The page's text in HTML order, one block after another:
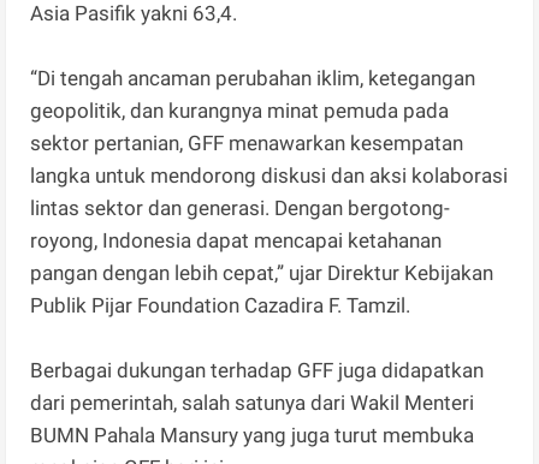
Asia Pasifik yakni 63,4.
“Di tengah ancaman perubahan iklim, ketegangan
geopolitik, dan kurangnya minat pemuda pada
sektor pertanian, GFF menawarkan kesempatan
langka untuk mendorong diskusi dan aksi kolaborasi
lintas sektor dan generasi. Dengan bergotong-
royong, Indonesia dapat mencapai ketahanan
pangan dengan lebih cepat,” ujar Direktur Kebijakan
Publik Pijar Foundation Cazadira F. Tamzil.
Berbagai dukungan terhadap GFF juga didapatkan
dari pemerintah, salah satunya dari Wakil Menteri
BUMN Pahala Mansury yang juga turut membuka